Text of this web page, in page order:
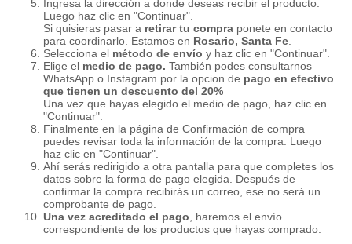
Ingresa la dirección a donde deseas recibir el producto.
Luego haz clic en "Continuar".
Si quisieras pasar a retirar tu compra ponete en contacto
para coordinarlo. Estamos en Rosario, Santa Fe
Selecciona el método de envío y haz clic en "Continuar".
Elige el medio de pago. También podes consultarnos
WhatsApp o Instagram por la opcion de pago en efectivo
que tienen un descuento del 20%
Una vez que hayas elegido el medio de pago, haz clic en
"Continuar".
Finalmente en la página de Confirmación de compra
puedes revisar toda la información de la compra. Luego
haz clic en "Continuar".
Ahí serás redirigido a otra pantalla para que completes los
datos sobre la forma de pago elegida. Después de
confirmar la compra recibirás un correo, ese no será un
comprobante de pago.
Una vez acreditado el pago , haremos el envío
correspondiente de los productos que hayas comprado.